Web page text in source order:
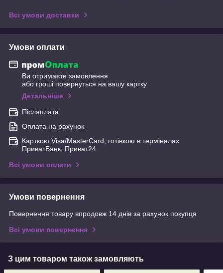
Всі умови доставки
Умови оплати
Ви отримаєте замовлення
або гроші повернуться на вашу картку
Детальніше
Післяплата
Оплата на рахунок
Карткою Visa/MasterCard, готівкою в терміналах
ПриватБанк, Приват24
Всі умови оплати
Умови повернення
Повернення товару впродовж 14 днів за рахунок покупця
Всі умови повернення
З цим товаром також замовляють